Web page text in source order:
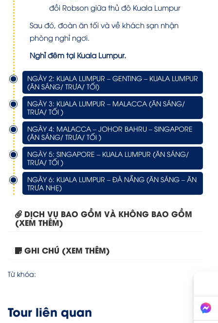
đồi Robson giữa thủ đô Kuala Lumpur
Sau đó, đoàn ăn tối và về khách sạn nhận
phòng nghỉ ngơi.
Nghỉ đêm tại Kuala Lumpur.
NGÀY 2: KUALA LUMPUR – GENTING – KUALA LUMPUR
(ĂN SÁNG/ TRƯA/ TỐI)
NGÀY 3: KUALA LUMPUR – MALACCA (ĂN SÁNG/
TRƯA/ TỐI )
NGÀY 4: MALACCA – JOHOR BAHRU – SINGAPORE
(ĂN SÁNG/ TRƯA/ TỐI )
NGÀY 5: SINGAPORE – KUALA LUMPUR (ĂN SÁNG/
TRƯA/ TỐI )
NGÀY 6: KUALA LUMPUR – ĐÀ NẴNG (ĂN SÁNG – ĂN
TRƯA NHẸ)
DỊCH VỤ BAO GỒM VÀ KHÔNG BAO GỒM
(XEM THÊM)
GHI CHÚ (XEM THÊM)
Từ khóa:
Tour liên quan
Tour Singapore – Malaysia 6...